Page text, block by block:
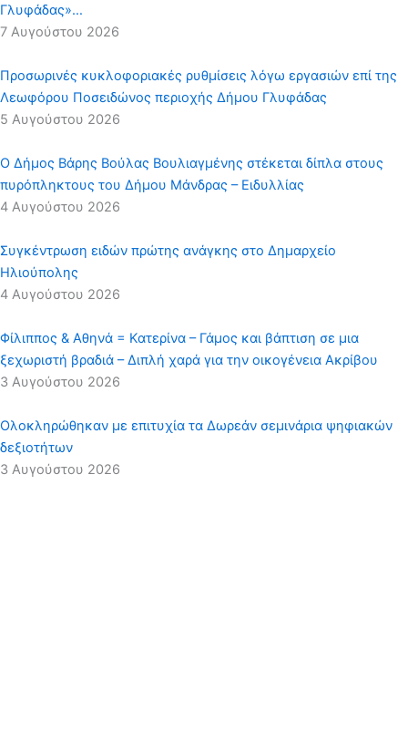
Γλυφάδας»…
7 Αυγούστου 2026
Προσωρινές κυκλοφοριακές ρυθμίσεις λόγω εργασιών επί της
Λεωφόρου Ποσειδώνος περιοχής Δήμου Γλυφάδας
5 Αυγούστου 2026
Ο Δήμος Βάρης Βούλας Βουλιαγμένης στέκεται δίπλα στους
πυρόπληκτους του Δήμου Μάνδρας – Ειδυλλίας
4 Αυγούστου 2026
Συγκέντρωση ειδών πρώτης ανάγκης στο Δημαρχείο
Ηλιούπολης
4 Αυγούστου 2026
Φίλιππος & Αθηνά = Κατερίνα – Γάμος και βάπτιση σε μια
ξεχωριστή βραδιά – Διπλή χαρά για την οικογένεια Ακρίβου
3 Αυγούστου 2026
Ολοκληρώθηκαν με επιτυχία τα Δωρεάν σεμινάρια ψηφιακών
δεξιοτήτων
3 Αυγούστου 2026